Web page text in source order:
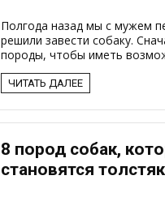
Полгода назад мы с мужем
решили завести собаку.
породы, чтобы иметь
ЧИТАТЬ ДАЛЕЕ
8 пород собак,
становятся